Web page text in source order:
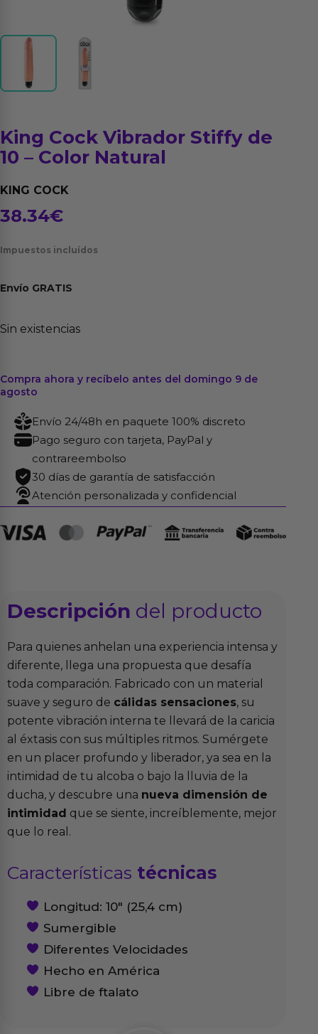
King Cock Vibrador Stiffy de
10 – Color Natural
KING COCK
38.34€
Impuestos incluídos
Envío GRATIS
Sin existencias
Compra ahora y recíbelo antes del domingo 9 de
agosto
Envío 24/48h en paquete 100% discreto
Pago seguro con tarjeta, PayPal y
contrareembolso
30 días de garantía de satisfacción
Atención personalizada y confidencial
Descripción del producto
Para quienes anhelan una experiencia intensa y
diferente, llega una propuesta que desafía
toda comparación. Fabricado con un material
suave y seguro de cálidas sensaciones, su
potente vibración interna te llevará de la caricia
al éxtasis con sus múltiples ritmos. Sumérgete
en un placer profundo y liberador, ya sea en la
intimidad de tu alcoba o bajo la lluvia de la
ducha, y descubre una nueva dimensión de
intimidad que se siente, increíblemente, mejor
que lo real.
Características técnicas
Longitud: 10″ (25,4 cm)
Sumergible
Diferentes Velocidades
Hecho en América
Libre de ftalato